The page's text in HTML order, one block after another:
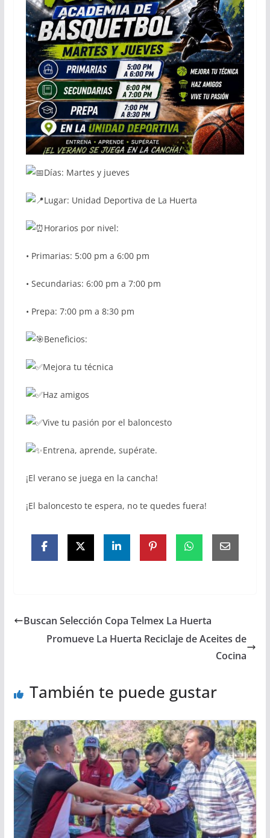
Días: Martes y jueves
Lugar: Unidad Deportiva de La Huerta
Horarios por nivel:
• Primarias: 5:00 pm a 6:00 pm
• Secundarias: 6:00 pm a 7:00 pm
• Prepa: 7:00 pm a 8:30 pm
Beneficios:
Mejora tu técnica
Haz amigos
Vive tu pasión por el baloncesto
Entrena, aprende, supérate.
¡El verano se juega en la cancha!
¡El baloncesto te espera, no te quedes fuera!
Buscan Selección Copa Telmex La Huerta
Promueve La Huerta Reciclaje de Aceites de
Cocina
También te puede gustar